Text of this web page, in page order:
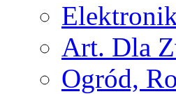
Art. Dla
Ogród,